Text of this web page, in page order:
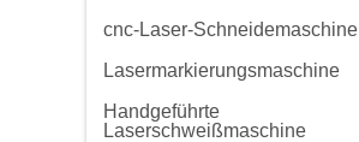
cnc-Laser-Schneidemaschine
Lasermarkierungsmaschine
Handgeführte
Laserschweißmaschine